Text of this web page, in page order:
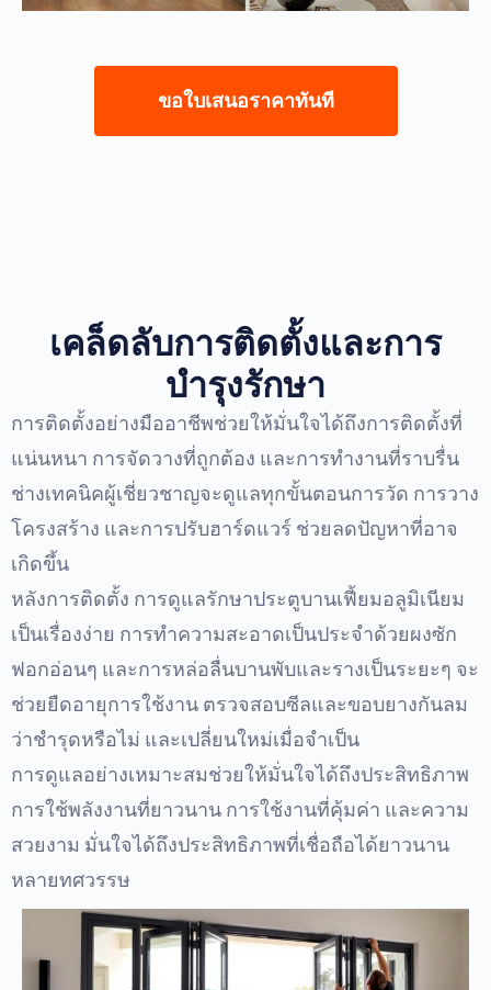
ขอใบเสนอราคาทันที
เคล็ดลับการติดตั้งและการ
บำรุงรักษา
การติดตั้งอย่างมืออาชีพช่วยให้มั่นใจได้ถึงการติดตั้งที่
แน่นหนา การจัดวางที่ถูกต้อง และการทำงานที่ราบรื่น
ช่างเทคนิคผู้เชี่ยวชาญจะดูแลทุกขั้นตอนการวัด การวาง
โครงสร้าง และการปรับฮาร์ดแวร์ ช่วยลดปัญหาที่อาจ
เกิดขึ้น
หลังการติดตั้ง การดูแลรักษาประตูบานเฟี้ยมอลูมิเนียม
เป็นเรื่องง่าย การทำความสะอาดเป็นประจำด้วยผงซัก
ฟอกอ่อนๆ และการหล่อลื่นบานพับและรางเป็นระยะๆ จะ
ช่วยยืดอายุการใช้งาน ตรวจสอบซีลและขอบยางกันลม
ว่าชำรุดหรือไม่ และเปลี่ยนใหม่เมื่อจำเป็น
การดูแลอย่างเหมาะสมช่วยให้มั่นใจได้ถึงประสิทธิภาพ
การใช้พลังงานที่ยาวนาน การใช้งานที่คุ้มค่า และความ
สวยงาม มั่นใจได้ถึงประสิทธิภาพที่เชื่อถือได้ยาวนาน
หลายทศวรรษ